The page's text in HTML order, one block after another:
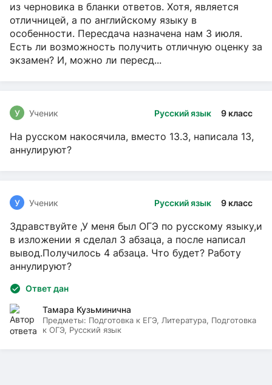
из черновика в бланки ответов. Хотя, является
отличницей, а по английскому языку в
особенности. Пересдача назначена нам 3 июля.
Есть ли возможность получить отличную оценку за
экзамен? И, можно ли пересд...
Русский язык 9 класс
У Ученик
На русском накосячила, вместо 13.3, написала 13,
аннулируют?
Русский язык 9 класс
У Ученик
Здравствуйте ,У меня был ОГЭ по русскому языку,и
в изложении я сделал 3 абзаца, а после написал
вывод.Получилось 4 абзаца. Что будет? Работу
аннулируют?
Ответ дан
Тамара Кузьминична
Предметы: Подготовка к ЕГЭ, Литература, Подготовка
к ОГЭ, Русский язык